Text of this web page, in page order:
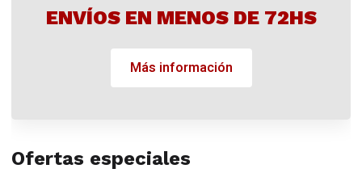
ENVÍOS EN MENOS DE 72HS
Más información
Ofertas especiales